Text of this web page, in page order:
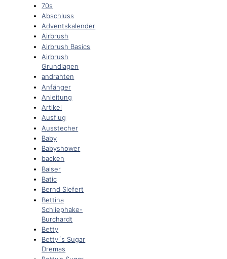
70s
Abschluss
Adventskalender
Airbrush
Airbrush Basics
Airbrush
Grundlagen
andrahten
Anfänger
Anleitung
Artikel
Ausflug
Ausstecher
Baby
Babyshower
backen
Baiser
Batic
Bernd Siefert
Bettina
Schliephake-
Burchardt
Betty
Betty´s Sugar
Dremas